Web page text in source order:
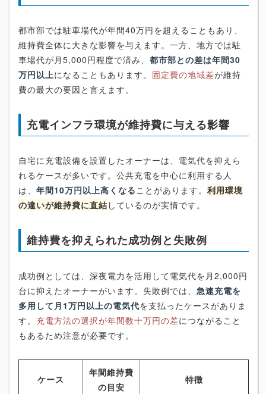
都市部では駐車場代が年間40万円を超えることもあり、
維持費全体に大きな影響を与えます。一方、地方では駐
車場代が月5,000円程度で済み、 都市部との差は年間30
万円以上になることもあります。 固定費の地域差が維持
費の最大の要因と言えます。
充電インフラ環境が維持費に与える影響
自宅に充電設備を設置したオーナーは、電気代を抑えら
れるケースが多いです。公共充電を中心に利用する人
は、 年間10万円以上高くなることがあります。 利用環境
の違いが維持費に直結 しているのが実情です。
維持費を抑えられた成功例と失敗例
成功例としては、深夜電力を活用して電気代を月2,000円
台に抑えたオーナーがいます。失敗例では、 急速充電を
多用して月1万円以上の電気代を支払ったケースがありま
す。 充電方法の選択が年間数十万円の差につながること
もあるため注意が必要です。
ケース
年間維持費
の目安
特徴